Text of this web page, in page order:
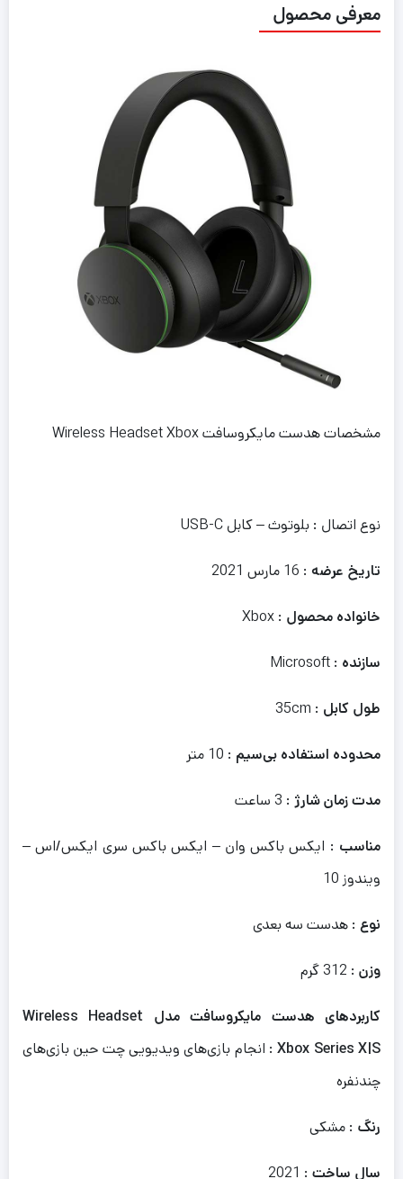
معرفی محصول
مشخصات هدست مایکروسافت Wireless Headset Xbox
نوع اتصال : بلوتوث – کابل USB-C
تاریخ عرضه : 16 مارس 2021
خانواده محصول : Xbox
سازنده : Microsoft
طول کابل : 35cm
محدوده استفاده بی‌سیم : 10 متر
مدت زمان شارژ : 3 ساعت
مناسب : ایکس باکس وان – ایکس باکس سری ایکس/اس –
ویندوز 10
نوع : هدست سه بعدی
وزن : 312 گرم
کاربردهای هدست مایکروسافت مدل Wireless Headset
Xbox Series X|S: انجام بازی‌های ویدیویی چت حین بازی‌های
چندنفره
رنگ : مشکی
سال ساخت : 2021